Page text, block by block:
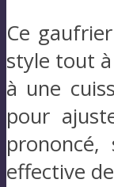
Ce
style tout
à une
pour
effective